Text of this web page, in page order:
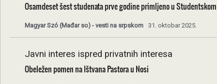
Osamdeset šest studenata prve godine primljeno u
Magyar Szó (Mađar so) - vesti na srpskom 31. oktobar 2025.
Javni interes ispred privatnih interesa
Obeležen pomen na Ištvana Pastora u Nosi